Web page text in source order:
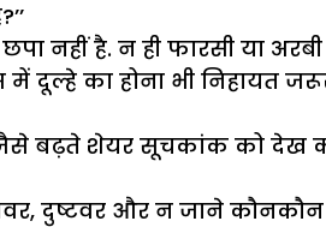
नहीं है. न ही फारसी या
में दूल्हे का होना भी निहायत
जैसे बढ़ते शेयर सूचकांक को
दुष्टवर और न जाने